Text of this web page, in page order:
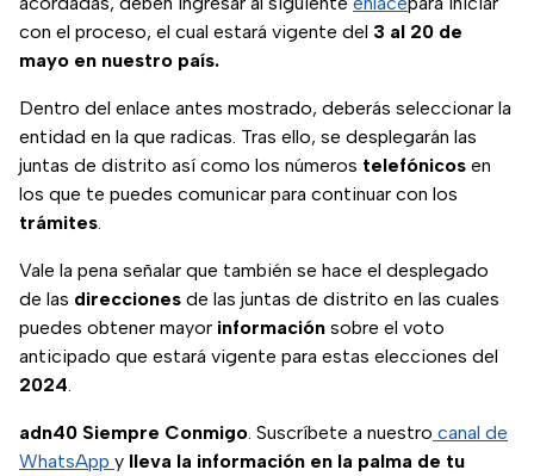
con el proceso, el cual estará vigente del 3 al 20 de
mayo en nuestro país.
Dentro del enlace antes mostrado, deberás seleccionar la
entidad en la que radicas. Tras ello, se desplegarán las
juntas de distrito así como los números telefónicos en
los que te puedes comunicar para continuar con los
trámites.
Vale la pena señalar que también se hace el desplegado
de las direcciones de las juntas de distrito en las cuales
puedes obtener mayor información sobre el voto
anticipado que estará vigente para estas elecciones del
2024.
adn40 Siempre Conmigo. Suscríbete a nuestro canal de
WhatsApp y lleva la información en la palma de tu